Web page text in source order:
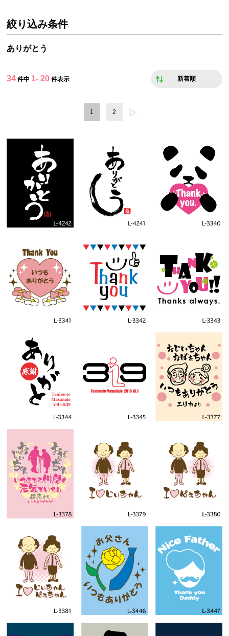
絞り込み条件
ありがとう
34 件中 1- 20 件表示 新着順
1 2